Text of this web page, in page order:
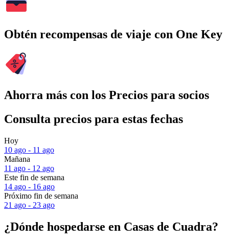
Obtén recompensas de viaje con One Key
Ahorra más con los Precios para socios
Consulta precios para estas fechas
Hoy
10 ago - 11 ago
Mañana
11 ago - 12 ago
Este fin de semana
14 ago - 16 ago
Próximo fin de semana
21 ago - 23 ago
¿Dónde hospedarse en Casas de Cuadra?